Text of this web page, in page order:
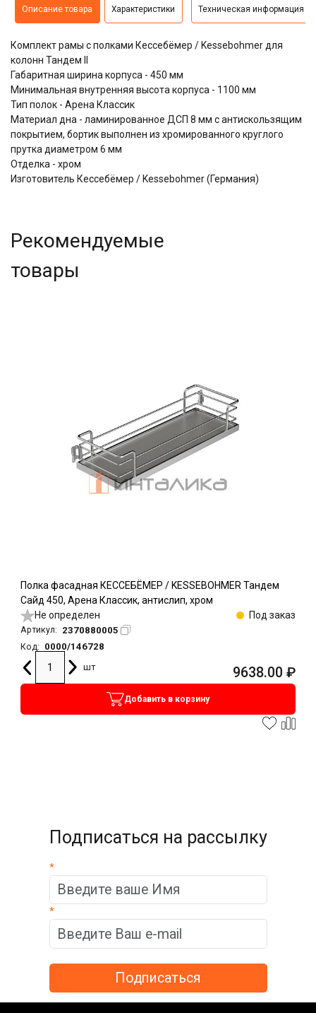
Описание товара Характеристики Техническая информация
Комплект рамы с полками Кессебёмер / Kessebohmer для
колонн Тандем II
Габаритная ширина корпуса - 450 мм
Минимальная внутренняя высота корпуса - 1100 мм
Тип полок - Арена Классик
Материал дна - ламинированное ДСП 8 мм с антискользящим
покрытием, бортик выполнен из хромированного круглого
прутка диаметром 6 мм
Отделка - хром
Изготовитель Кессебёмер / Kessebohmer (Германия)
Рекомендуемые
товары
Полка фасадная КЕССЕБЁМЕР / KESSEBOHMER Тандем
Сайд 450, Арена Классик, антислип, хром
Не определен
Под заказ
Артикул: 2370880005
Код:
0000/146728
шт
9638.00 ₽
Добавить в корзину
Подписаться на рассылку
*
*